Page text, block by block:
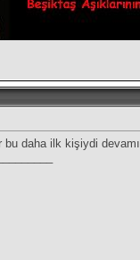
bu daha ilk kişiydi